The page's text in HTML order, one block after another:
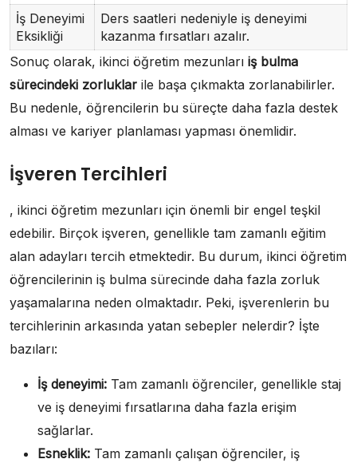
İş Deneyimi
Eksikliği
Ders saatleri nedeniyle iş deneyimi
kazanma fırsatları azalır.
Sonuç olarak, ikinci öğretim mezunları iş bulma
sürecindeki zorluklar ile başa çıkmakta zorlanabilirler.
Bu nedenle, öğrencilerin bu süreçte daha fazla destek
alması ve kariyer planlaması yapması önemlidir.
İşveren Tercihleri
, ikinci öğretim mezunları için önemli bir engel teşkil
edebilir. Birçok işveren, genellikle tam zamanlı eğitim
alan adayları tercih etmektedir. Bu durum, ikinci öğretim
öğrencilerinin iş bulma sürecinde daha fazla zorluk
yaşamalarına neden olmaktadır. Peki, işverenlerin bu
tercihlerinin arkasında yatan sebepler nelerdir? İşte
bazıları:
İş deneyimi: Tam zamanlı öğrenciler, genellikle staj
ve iş deneyimi fırsatlarına daha fazla erişim
sağlarlar.
Esneklik: Tam zamanlı çalışan öğrenciler, iş